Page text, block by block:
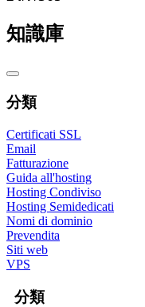
知識庫
分類
Certificati SSL
Email
Fatturazione
Guida all'hosting
Hosting Condiviso
Hosting Semidedicati
Nomi di dominio
Prevendita
Siti web
VPS
分類